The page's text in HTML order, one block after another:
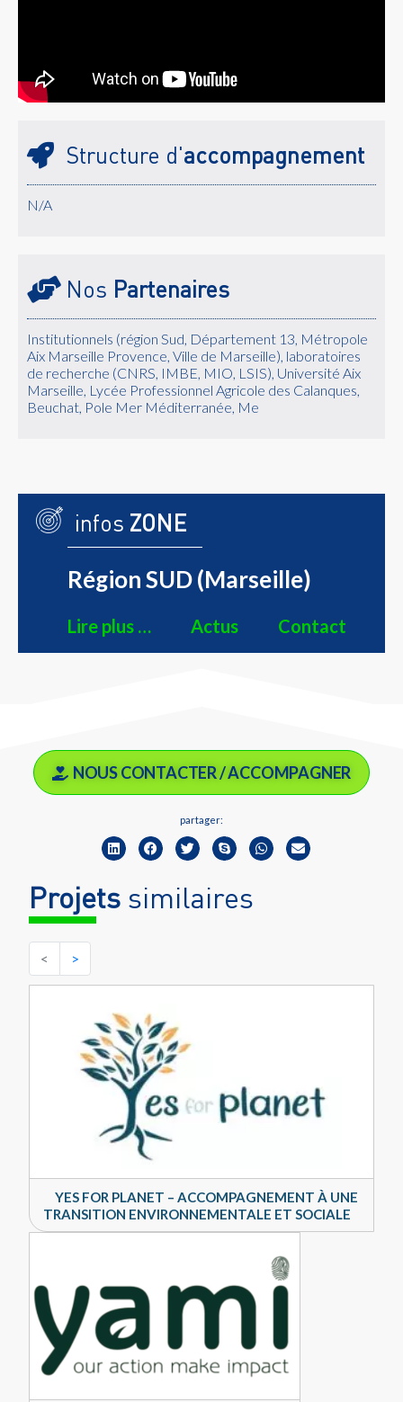
Structure d'accompagnement
N/A
Nos Partenaires
Institutionnels (région Sud, Département 13, Métropole
Aix Marseille Provence, Ville de Marseille), laboratoires
de recherche (CNRS, IMBE, MIO, LSIS), Université Aix
Marseille, Lycée Professionnel Agricole des Calanques,
Beuchat, Pole Mer Méditerranée, Me
infos ZONE
Région SUD (Marseille)
Lire plus … Actus Contact
NOUS CONTACTER / ACCOMPAGNER
partager:
Projets similaires
< >
YES FOR PLANET – ACCOMPAGNEMENT À UNE
TRANSITION ENVIRONNEMENTALE ET SOCIALE